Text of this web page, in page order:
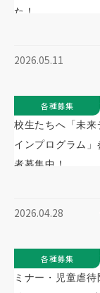
2026.05.11
2026.04.28
各種募集
各種募集